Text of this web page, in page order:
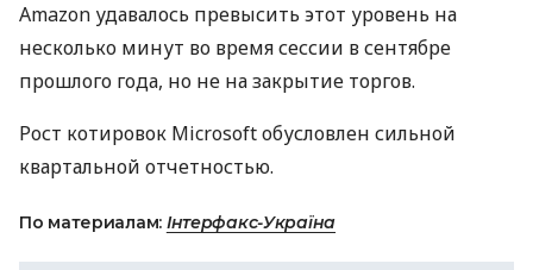
Amazon удавалось превысить этот уровень на
несколько минут во время сессии в сентябре
прошлого года, но не на закрытие торгов.
Рост котировок Microsoft обусловлен сильной
квартальной отчетностью.
По материалам: Інтерфакс-Україна